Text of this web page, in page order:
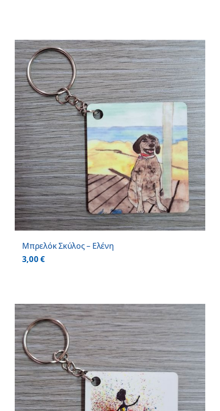
Μπρελόκ Σκύλος – Ελένη
3,00€